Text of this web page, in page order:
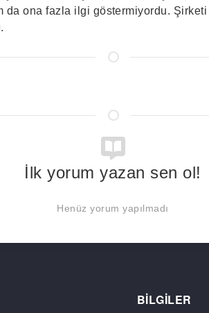
da ona fazla ilgi göstermiyordu.
İlk yorum yazan sen ol!
Henüz yorum yapılmadı
BİLGİLER